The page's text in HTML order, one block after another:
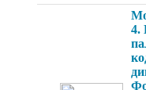
4.